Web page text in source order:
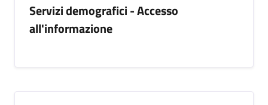
Servizi demografici - Accesso
all'informazione